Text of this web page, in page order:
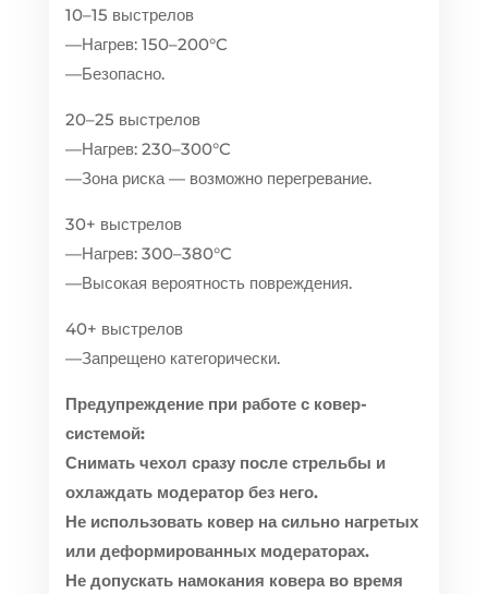
10–15 выстрелов
—Нагрев: 150–200°C
—Безопасно.
20–25 выстрелов
—Нагрев: 230–300°C
—Зона риска — возможно перегревание.
30+ выстрелов
—Нагрев: 300–380°C
—Высокая вероятность повреждения.
40+ выстрелов
—Запрещено категорически.
Предупреждение при работе с ковер-
системой:
Снимать чехол сразу после стрельбы и
охлаждать модератор без него.
Не использовать ковер на сильно нагретых
или деформированных модераторах.
Не допускать намокания ковера во время